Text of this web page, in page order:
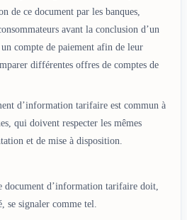
de ce document par les banques,
avant la conclusion d’un
compte de paiement afin de leur
différentes offres de comptes de
d’information tarifaire est commun à
qui doivent respecter les mêmes
et de mise à disposition.
document d’information tarifaire doit,
se signaler comme tel.